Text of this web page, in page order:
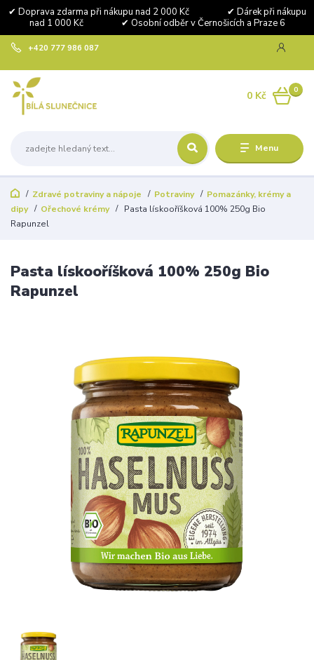
✔ Doprava zdarma při nákupu nad 2 000 Kč ✔ Dárek při nákupu
nad 1 000 Kč ✔ Osobní odběr v Černošicích a Praze 6
Menu
+420 777 986 087
0
0 Kč
Zdravé potraviny a nápoje Potraviny
Pomazánky, krémy a
dipy
Ořechové krémy
Pasta lískooříšková 100% 250g Bio
Rapunzel
Pasta lískooříšková 100% 250g Bio
Rapunzel